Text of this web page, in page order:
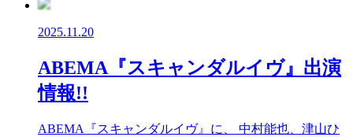
2025.11.20
ABEMA『スキャンダルイヴ』出演
情報!!
ABEMA『スキャンダルイヴ』に、 中村能也、津山ひ